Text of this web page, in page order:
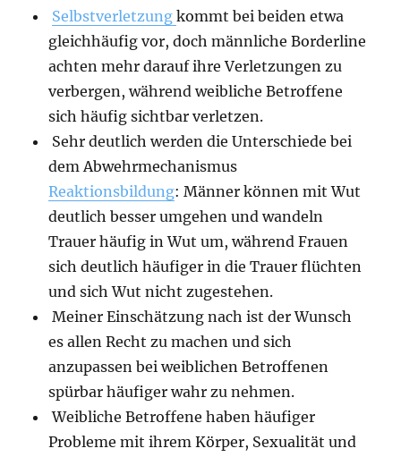
Selbstverletzungkommt bei beiden etwa
gleichhäufig vor, doch männliche Borderline
achten mehr darauf ihre Verletzungen zu
verbergen, während weibliche Betroffene
sich häufig sichtbar verletzen.
Sehr deutlich werden die Unterschiede bei
dem Abwehrmechanismus
Reaktionsbildung: Männer können mit Wut
deutlich besser umgehen und wandeln
Trauer häufig in Wut um, während Frauen
sich deutlich häufiger in die Trauer flüchten
und sich Wut nicht zugestehen.
Meiner Einschätzung nach ist der Wunsch
es allen Recht zu machen und sich
anzupassen bei weiblichen Betroffenen
spürbar häufiger wahr zu nehmen.
Weibliche Betroffene haben häufiger
Probleme mit ihrem Körper, Sexualität und